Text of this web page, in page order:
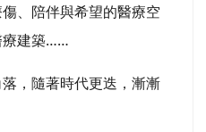
、陪伴與希望的醫療空
建築……
，隨著時代更迭，漸漸